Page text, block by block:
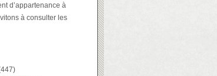
d’appartenance à
à consulter les